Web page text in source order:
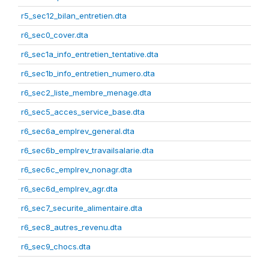
r5_sec12_bilan_entretien.dta
r6_sec0_cover.dta
r6_sec1a_info_entretien_tentative.dta
r6_sec1b_info_entretien_numero.dta
r6_sec2_liste_membre_menage.dta
r6_sec5_acces_service_base.dta
r6_sec6a_emplrev_general.dta
r6_sec6b_emplrev_travailsalarie.dta
r6_sec6c_emplrev_nonagr.dta
r6_sec6d_emplrev_agr.dta
r6_sec7_securite_alimentaire.dta
r6_sec8_autres_revenu.dta
r6_sec9_chocs.dta